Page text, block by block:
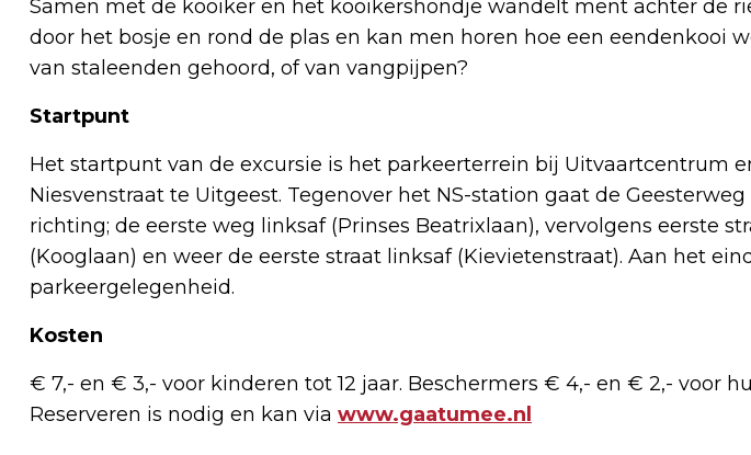
Samen met de kooiker en het kooikershondje wandelt ment achter de
door het bosje en rond de plas en kan men horen hoe een eendenkooi
van staleenden gehoord, of van vangpijpen?
Startpunt
Het startpunt van de excursie is het parkeerterrein bij Uitvaartcentrum
Niesvenstraat te Uitgeest. Tegenover het NS-station gaat de
richting; de eerste weg linksaf (Prinses Beatrixlaan), vervolgens eerste
(Kooglaan) en weer de eerste straat linksaf (Kievietenstraat). Aan het
parkeergelegenheid.
Kosten
€ 7,- en € 3,- voor kinderen tot 12 jaar. Beschermers € 4,- en € 2,- voor
Reserveren is nodig en kan via www.gaatumee.nl